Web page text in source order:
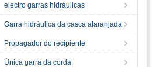
electro garras hidráulicas
Garra hidráulica da casca alaranjada
Propagador do recipiente
Única garra da corda